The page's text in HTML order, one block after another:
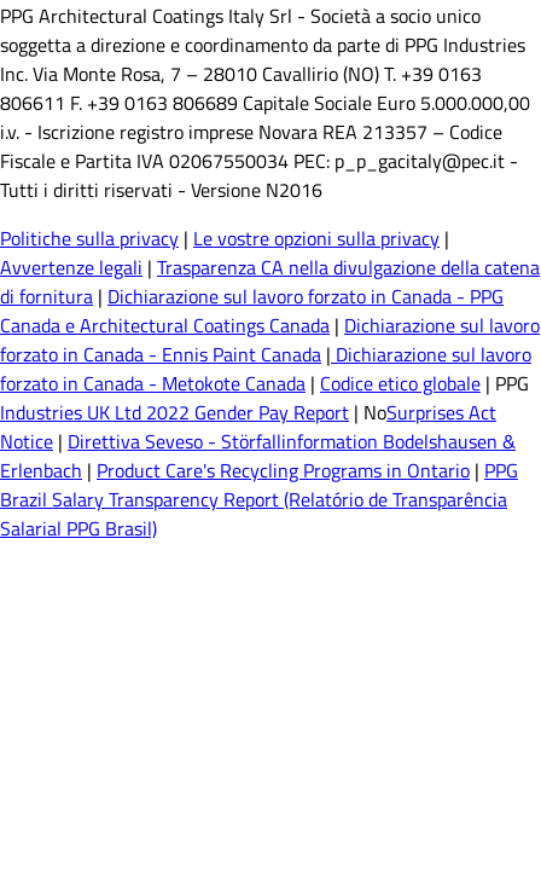
PPG Architectural Coatings Italy Srl - Società a socio unico
soggetta a direzione e coordinamento da parte di PPG Industries
Inc. Via Monte Rosa, 7 – 28010 Cavallirio (NO) T. +39 0163
806611 F. +39 0163 806689 Capitale Sociale Euro 5.000.000,00
i.v. - Iscrizione registro imprese Novara REA 213357 – Codice
Fiscale e Partita IVA 02067550034 PEC: p_p_gacitaly@pec.it -
Tutti i diritti riservati - Versione N2016
Politiche sulla privacy | Le vostre opzioni sulla privacy |
Avvertenze legali | Trasparenza CA nella divulgazione della catena
di fornitura | Dichiarazione sul lavoro forzato in Canada - PPG
Canada e Architectural Coatings Canada | Dichiarazione sul lavoro
forzato in Canada - Ennis Paint Canada | Dichiarazione sul lavoro
forzato in Canada - Metokote Canada | Codice etico globale | PPG
Industries UK Ltd 2022 Gender Pay Report | NoSurprises Act
Notice | Direttiva Seveso - Störfallinformation Bodelshausen &
Erlenbach | Product Care's Recycling Programs in Ontario | PPG
Brazil Salary Transparency Report (Relatório de Transparência
Salarial PPG Brasil)